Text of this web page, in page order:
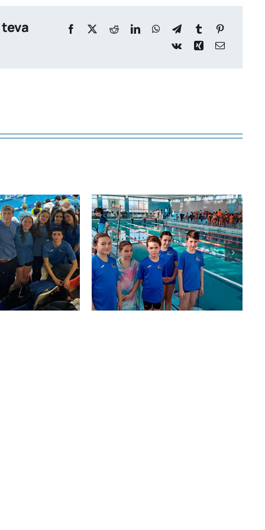
Natació
brilla en la
y
Èxit històric del
Club de Natació La
Costera al
Nacional: 18
medalles i 10
rècords